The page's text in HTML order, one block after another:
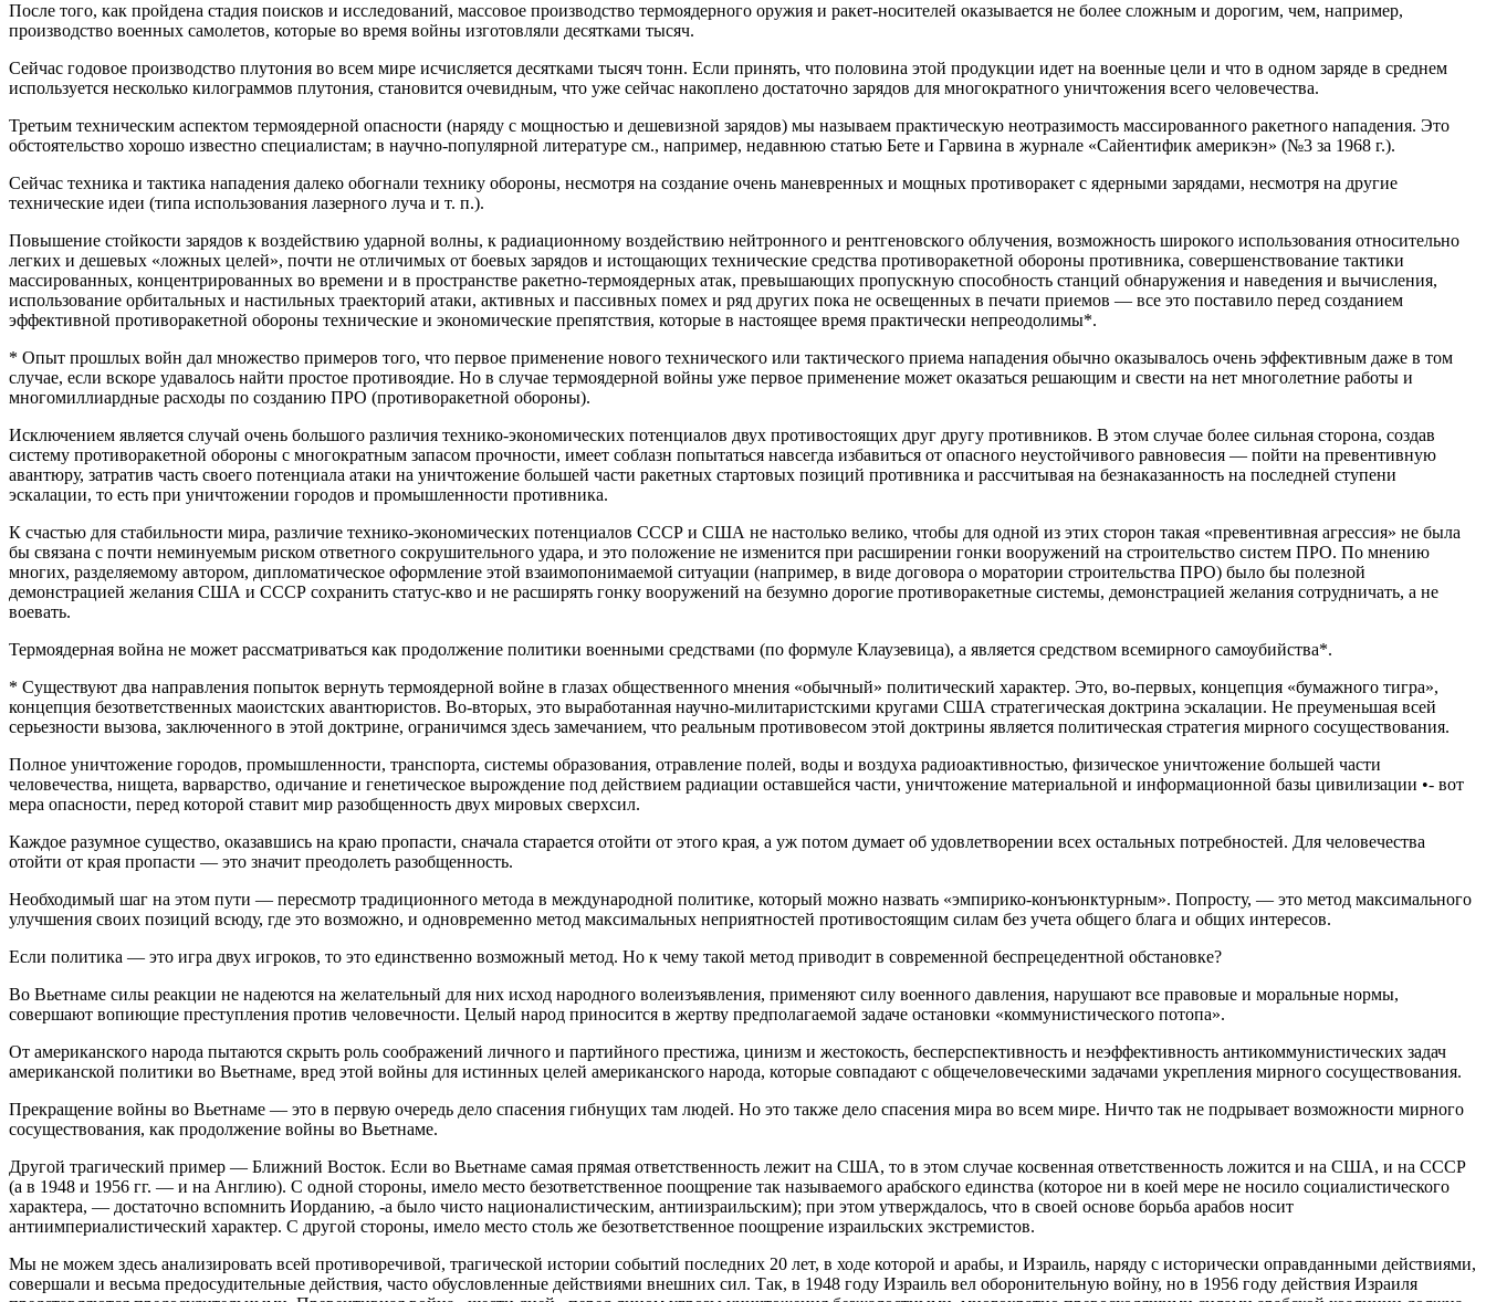
После того, как пройдена стадия поисков и исследований, массовое производство термоядерного оружия и ракет-носителей оказывается не более сложным и дорогим, чем, например,
производство военных самолетов, которые во время войны изготовляли десятками тысяч.
Сейчас годовое производство плутония во всем мире исчисляется десятками тысяч тонн. Если принять, что половина этой продукции идет на военные цели и что в одном заряде в среднем
используется несколько килограммов плутония, становится очевидным, что уже сейчас накоплено достаточно зарядов для многократного уничтожения всего человечества.
Третьим техническим аспектом термоядерной опасности (наряду с мощностью и дешевизной зарядов) мы называем практическую неотразимость массированного ракетного нападения. Это
обстоятельство хорошо известно специалистам; в научно-популярной литературе см., например, недавнюю статью Бете и Гарвина в журнале «Сайентифик америкэн» (№3 за 1968 г.).
Сейчас техника и тактика нападения далеко обогнали технику обороны, несмотря на создание очень маневренных и мощных противоракет с ядерными зарядами, несмотря на другие
технические идеи (типа использования лазерного луча и т. п.).
Повышение стойкости зарядов к воздействию ударной волны, к радиационному воздействию нейтронного и рентгеновского облучения, возможность широкого использования относительно
легких и дешевых «ложных целей», почти не отличимых от боевых зарядов и истощающих технические средства противоракетной обороны противника, совершенствование тактики
массированных, концентрированных во времени и в пространстве ракетно-термоядерных атак, превышающих пропускную способность станций обнаружения и наведения и вычисления,
использование орбитальных и настильных траекторий атаки, активных и пассивных помех и ряд других пока не освещенных в печати приемов — все это поставило перед созданием
эффективной противоракетной обороны технические и экономические препятствия, которые в настоящее время практически непреодолимы*.
* Опыт прошлых войн дал множество примеров того, что первое применение нового технического или тактического приема нападения обычно оказывалось очень эффективным даже в том
случае, если вскоре удавалось найти простое противоядие. Но в случае термоядерной войны уже первое применение может оказаться решающим и свести на нет многолетние работы и
многомиллиардные расходы по созданию ПРО (противоракетной обороны).
Исключением является случай очень большого различия технико-экономических потенциалов двух противостоящих друг другу противников. В этом случае более сильная сторона, создав
систему противоракетной обороны с многократным запасом прочности, имеет соблазн попытаться навсегда избавиться от опасного неустойчивого равновесия — пойти на превентивную
авантюру, затратив часть своего потенциала атаки на уничтожение большей части ракетных стартовых позиций противника и рассчитывая на безнаказанность на последней ступени
эскалации, то есть при уничтожении городов и промышленности противника.
К счастью для стабильности мира, различие технико-экономических потенциалов СССР и США не настолько велико, чтобы для одной из этих сторон такая «превентивная агрессия» не была
бы связана с почти неминуемым риском ответного сокрушительного удара, и это положение не изменится при расширении гонки вооружений на строительство систем ПРО. По мнению
многих, разделяемому автором, дипломатическое оформление этой взаимопонимаемой ситуации (например, в виде договора о моратории строительства ПРО) было бы полезной
демонстрацией желания США и СССР сохранить статус-кво и не расширять гонку вооружений на безумно дорогие противоракетные системы, демонстрацией желания сотрудничать, а не
воевать.
Термоядерная война не может рассматриваться как продолжение политики военными средствами (по формуле Клаузевица), а является средством всемирного самоубийства*.
* Существуют два направления попыток вернуть термоядерной войне в глазах общественного мнения «обычный» политический характер. Это, во-первых, концепция «бумажного тигра»,
концепция безответственных маоистских авантюристов. Во-вторых, это выработанная научно-милитаристскими кругами США стратегическая доктрина эскалации. Не преуменьшая всей
серьезности вызова, заключенного в этой доктрине, ограничимся здесь замечанием, что реальным противовесом этой доктрины является политическая стратегия мирного сосуществования.
Полное уничтожение городов, промышленности, транспорта, системы образования, отравление полей, воды и воздуха радиоактивностью, физическое уничтожение большей части
человечества, нищета, варварство, одичание и генетическое вырождение под действием радиации оставшейся части, уничтожение материальной и информационной базы цивилизации •- вот
мера опасности, перед которой ставит мир разобщенность двух мировых сверхсил.
Каждое разумное существо, оказавшись на краю пропасти, сначала старается отойти от этого края, а уж потом думает об удовлетворении всех остальных потребностей. Для человечества
отойти от края пропасти — это значит преодолеть разобщенность.
Необходимый шаг на этом пути — пересмотр традиционного метода в международной политике, который можно назвать «эмпирико-конъюнктурным». Попросту, — это метод максимального
улучшения своих позиций всюду, где это возможно, и одновременно метод максимальных неприятностей противостоящим силам без учета общего блага и общих интересов.
Если политика — это игра двух игроков, то это единственно возможный метод. Но к чему такой метод приводит в современной беспрецедентной обстановке?
Во Вьетнаме силы реакции не надеются на желательный для них исход народного волеизъявления, применяют силу военного давления, нарушают все правовые и моральные нормы,
совершают вопиющие преступления против человечности. Целый народ приносится в жертву предполагаемой задаче остановки «коммунистического потопа».
От американского народа пытаются скрыть роль соображений личного и партийного престижа, цинизм и жестокость, бесперспективность и неэффективность антикоммунистических задач
американской политики во Вьетнаме, вред этой войны для истинных целей американского народа, которые совпадают с общечеловеческими задачами укрепления мирного сосуществования.
Прекращение войны во Вьетнаме — это в первую очередь дело спасения гибнущих там людей. Но это также дело спасения мира во всем мире. Ничто так не подрывает возможности мирного
сосуществования, как продолжение войны во Вьетнаме.
Другой трагический пример — Ближний Восток. Если во Вьетнаме самая прямая ответственность лежит на США, то в этом случае косвенная ответственность ложится и на США, и на СССР
(а в 1948 и 1956 гг. — и на Англию). С одной стороны, имело место безответственное поощрение так называемого арабского единства (которое ни в коей мере не носило социалистического
характера, — достаточно вспомнить Иорданию, -а было чисто националистическим, антиизраильским); при этом утверждалось, что в своей основе борьба арабов носит
антиимпериалистический характер. С другой стороны, имело место столь же безответственное поощрение израильских экстремистов.
Мы не можем здесь анализировать всей противоречивой, трагической истории событий последних 20 лет, в ходе которой и арабы, и Израиль, наряду с исторически оправданными действиями,
совершали и весьма предосудительные действия, часто обусловленные действиями внешних сил. Так, в 1948 году Израиль вел оборонительную войну, но в 1956 году действия Израиля